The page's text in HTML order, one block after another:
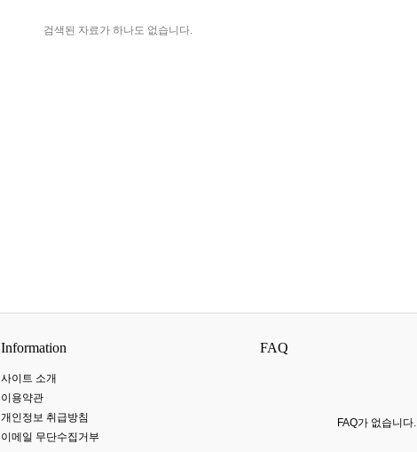
검색된 자료가 하나도 없습니다.
Information
사이트 소개
이용약관
개인정보 취급방침
이메일 무단수집거부
FAQ
FAQ가 없습니다.